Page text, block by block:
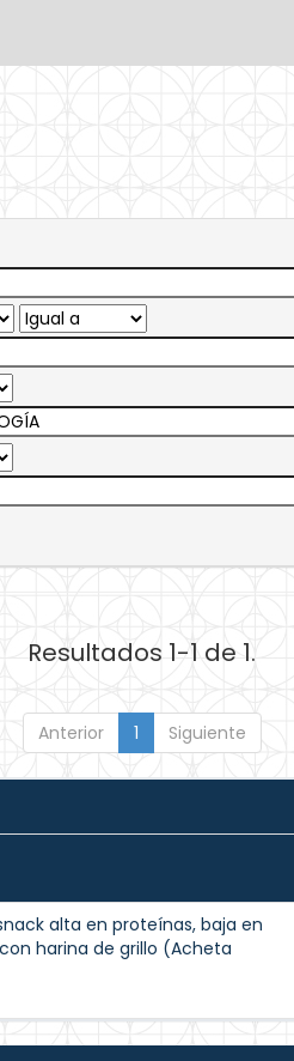
Resultados 1-1 de 1.
Anterior 1 Siguiente
alta en proteínas, baja en
harina de grillo (Acheta